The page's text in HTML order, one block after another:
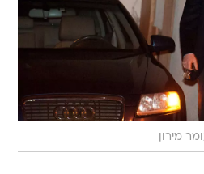
מירון